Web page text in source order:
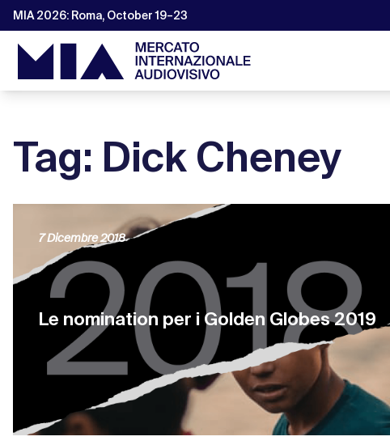
MIA 2026: Roma, October 19–23
Tag: Dick Cheney
Le nomination per i Golden Globes 2019
7 Dicembre 2018